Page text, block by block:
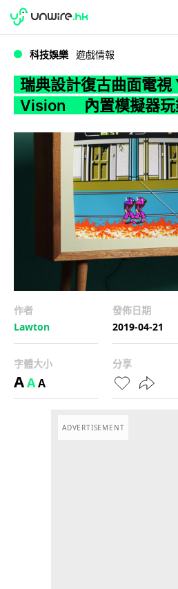
WWDC 2026
科技娛樂 遊戲情報
瑞典設計復古曲面電
Vision 內置模擬器玩
作者
Lawton
發佈日期
2019-04-21
字體大小
AAA
分享
ADVERTISEMENT